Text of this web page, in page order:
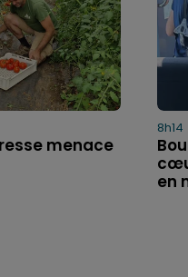
menace
8h14
en